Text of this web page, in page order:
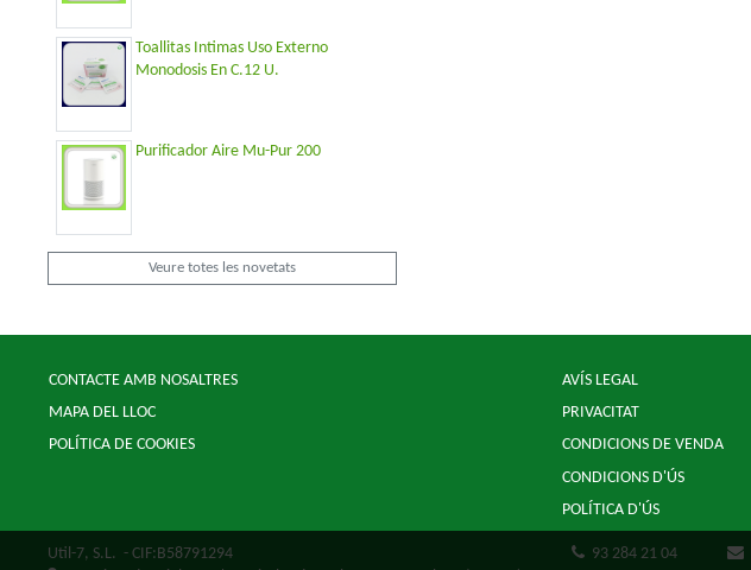
Toallitas Intimas Uso Externo
Monodosis En C.12 U.
Purificador Aire Mu-Pur 200
Veure totes les novetats
CONTACTE AMB NOSALTRES
MAPA DEL LLOC
POLÍTICA DE COOKIES
AVÍS LEGAL
PRIVACITAT
CONDICIONS DE VENDA
CONDICIONS D'ÚS
POLÍTICA D'ÚS
Util-7, S.L. - CIF:B58791294
93 284 21 04